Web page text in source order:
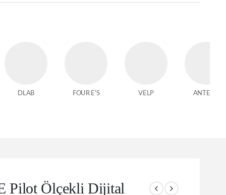
DLAB FOUR E'S VELP ANTECH
Pilot Ölçekli Dijital